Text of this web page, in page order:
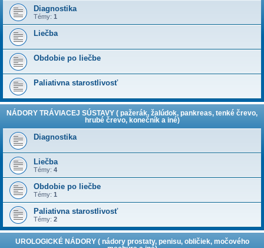
Diagnostika
Témy: 1
Liečba
Obdobie po liečbe
Paliativna starostlivosť
NÁDORY TRÁVIACEJ SÚSTAVY ( pažerák, žalúdok, pankreas, tenké črevo,
hrubé črevo, konečník a iné)
Diagnostika
Liečba
Témy: 4
Obdobie po liečbe
Témy: 1
Paliativna starostlivosť
Témy: 2
UROLOGICKÉ NÁDORY ( nádory prostaty, penisu, obličiek, močového